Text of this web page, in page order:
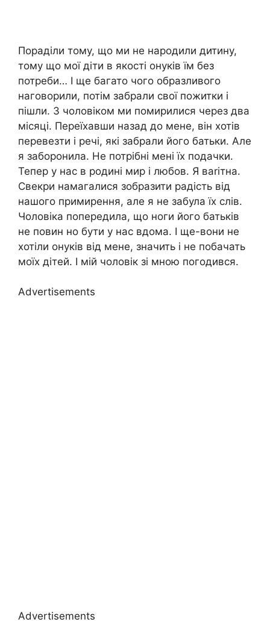
Пораділи тому, що ми не народили дитину,
тому що мої діти в якості онуків їм без
потреби… І ще багато чого образливого
наговорили, потім забрали свої пожитки і
пішли. З чоловіком ми помирилися через два
місяці. Переїхавши назад до мене, він хотів
перевезти і речі, які забрали його батьки. Але
я заборонила. Не потрібні мені їх подачки.
Тепер у нас в родині мир і любов. Я ваrітна.
Свекри намагалися зобразити радість від
нашого примирення, але я не забула їх слів.
Чоловіка попередила, що ноги його батьків
не повин но бути у нас вдома. І ще-вони не
хотіли онуків від мене, значить і не побачать
моїх дітей. І мій чоловік зі мною погодився.
Advertisements
Advertisements